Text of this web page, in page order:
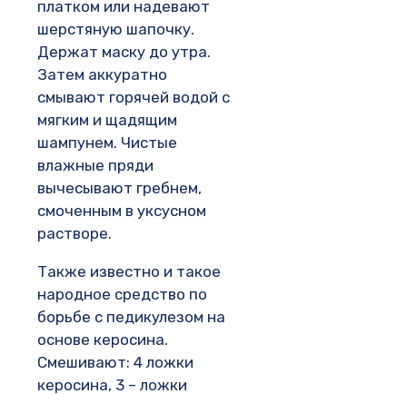
платком или надевают
шерстяную шапочку.
Держат маску до утра.
Затем аккуратно
смывают горячей водой с
мягким и щадящим
шампунем. Чистые
влажные пряди
вычесывают гребнем,
смоченным в уксусном
растворе.
Также известно и такое
народное средство по
борьбе с педикулезом на
основе керосина.
Смешивают: 4 ложки
керосина, 3 – ложки